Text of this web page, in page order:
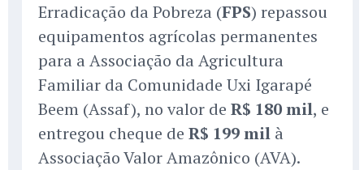
Erradicação da Pobreza (FPS) repassou
equipamentos agrícolas permanentes
para a Associação da Agricultura
Familiar da Comunidade Uxi Igarapé
Beem (Assaf), no valor de R$ 180 mil, e
entregou cheque de R$ 199 mil à
Associação Valor Amazônico (AVA).